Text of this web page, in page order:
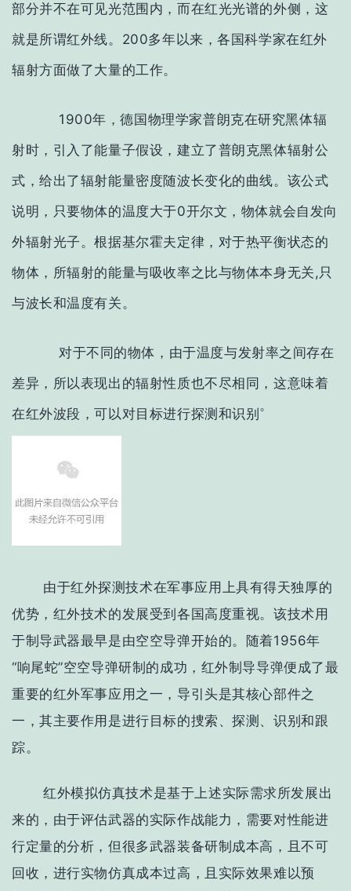
部分并不在可见光范围内，而在红光光谱的外侧，这
就是所谓红外线。 200多年以来，各国科学家在红外
辐射方面做了大量的工作。
1900年，德国物理学家普朗克在研究黑体辐
射时，引入了能量子假设，建立了普朗克黑体辐射公
式，给出了辐射能量密度随波长变化的曲线。该公式
说明，只要物体的温度大于0开尔文，物体就会自发向
外辐射光子。根据基尔霍夫定律，对于热平衡状态的
物体，所辐射的能量与吸收率之比与物体本身无关,只
与波长和温度有关。
对于不同的物体，由于温度与发射率之间存在
差异，所以表现出的辐射性质也不尽相同，这意味着
在红外波段，可以对目标进行探测和识别
。
由于红外探测技术在军事应用上具有得天独厚的
优势，红外技术的发展受到各国高度重视。该技术用
于制导武器最早是由空空导弹开始的。随着1956年
“响尾蛇”空空导弹研制的成功，红外制导导弹便成了最
重要的红外军事应用之一，导引头是其核心部件之
一，其主要作用是进行目标的捜索、探测、识别和跟
踪。
红外模拟仿真技术是基于上述实际需求所发展出
来的，由于评估武器的实际作战能力，需要对性能进
行定量的分析，但很多武器装备研制成本高，且不可
回收，进行实物仿真成本过高，且实际效果难以预